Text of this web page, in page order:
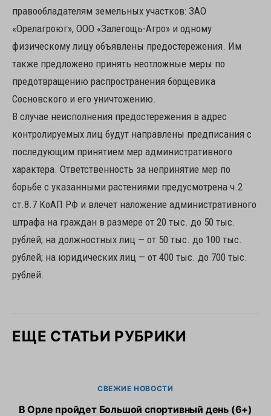
правообладателям земельных участков: ЗАО
«Орелагроюг», ООО «Залегощь-Агро» и одному
физическому лицу объявлены предостережения. Им
также предложено принять неотложные меры по
предотвращению распространения борщевика
Сосновского и его уничтожению.
В случае неисполнения предостережения в адрес
контролируемых лиц будут направлены предписания с
последующим принятием мер административного
характера. Ответственность за непринятие мер по
борьбе с указанными растениями предусмотрена ч.2
ст.8.7 КоАП РФ и влечет наложение административного
штрафа на граждан в размере от 20 тыс. до 50 тыс.
рублей; на должностных лиц — от 50 тыс. до 100 тыс.
рублей; на юридических лиц — от 400 тыс. до 700 тыс.
рублей.
ЕЩЕ СТАТЬИ РУБРИКИ
СВЕЖИЕ НОВОСТИ
В Орле пройдет Большой спортивный день (6+)